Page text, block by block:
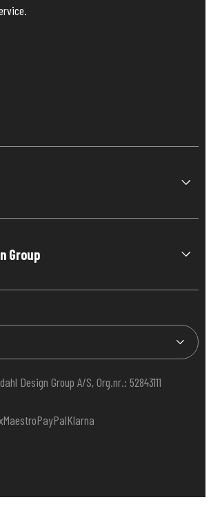
Group
Design Group A/S, Org.nr.: 52843111
MaestroPayPalKlarna